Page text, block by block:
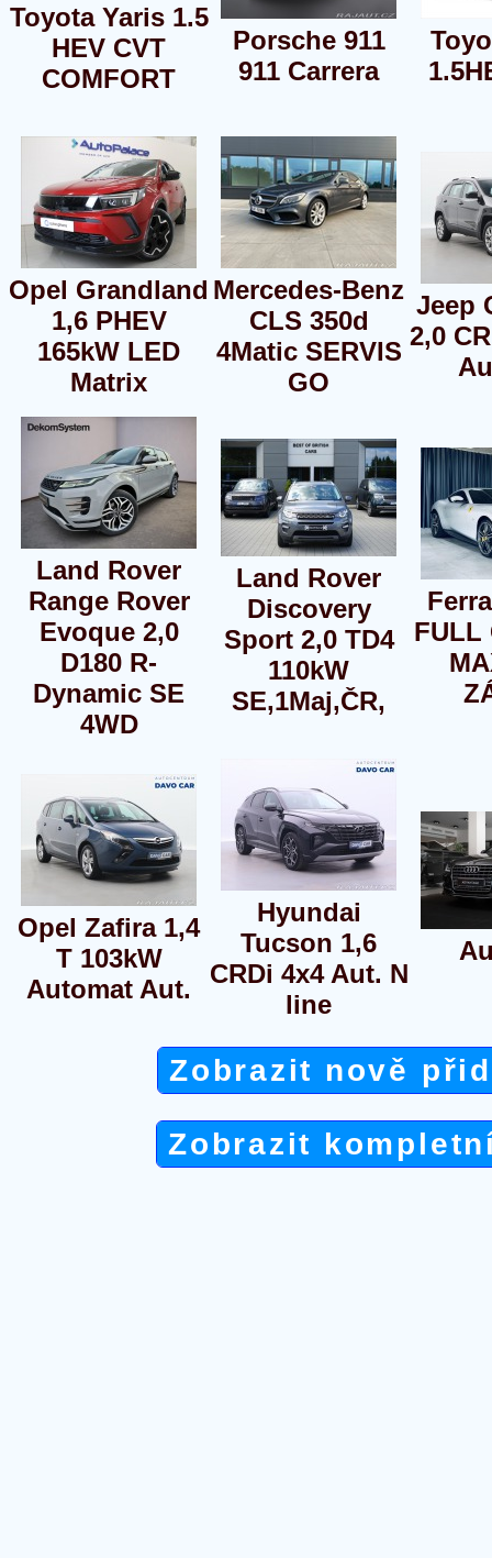
Toyota Yaris 1.5
HEV CVT
COMFORT
Porsche 911
911 Carrera
Opel Grandland
1,6 PHEV
165kW LED
Matrix
Mercedes-Benz
CLS 350d
4Matic SERVIS
GO
Jeep
2,0
Land Rover
Range Rover
Evoque 2,0
D180 R-
Dynamic SE
4WD
Land Rover
Discovery
Sport 2,0 TD4
110kW
SE,1Maj,ČR,
FULL
Opel Zafira 1,4
T 103kW
Automat Aut.
Hyundai
Tucson 1,6
CRDi 4x4 Aut. N
line
Zobrazit nově
Zobrazit